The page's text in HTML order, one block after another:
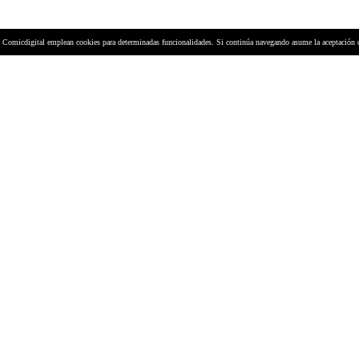
emplean cookies para determinadas funcionalidades. Si continúa navegando asume la aceptación